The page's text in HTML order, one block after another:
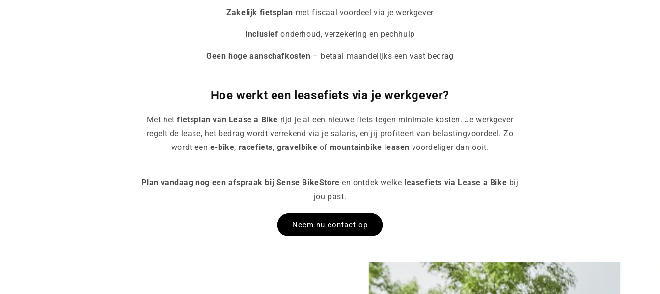
Zakelijk fietsplan met fiscaal voordeel via je werkgever
Inclusief onderhoud, verzekering en pechhulp
Geen hoge aanschafkosten – betaal maandelijks een vast bedrag
Hoe werkt een leasefiets via je werkgever?
Met hetfietsplan van Lease a Bike rijd je al een nieuwe fiets tegen minimale kosten. Je werkgever
regelt de lease, het bedrag wordt verrekend via je salaris, en jij profiteert van belastingvoordeel. Zo
wordt een e-bike, racefiets, gravelbike of mountainbike leasen voordeliger dan ooit.
Plan vandaag nog een afspraak bij Sense BikeStore en ontdek welke leasefiets via Lease a Bike bij
jou past.
Neem nu contact op